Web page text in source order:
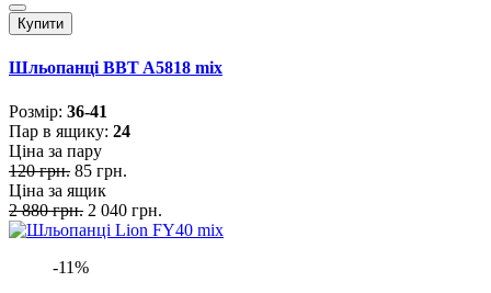
Купити
Шльопанці BBT A5818 mix
Розмiр: 36-41
Пар в ящику: 24
Ціна за пару
120 грн. 85 грн.
Ціна за ящик
2 880 грн. 2 040 грн.
-11%